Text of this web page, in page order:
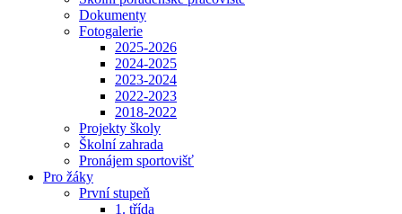
Dokumenty
Fotogalerie
2025-2026
2024-2025
2023-2024
2022-2023
2018-2022
Projekty školy
Školní zahrada
Pronájem sportovišť
Pro žáky
První stupeň
1. třída